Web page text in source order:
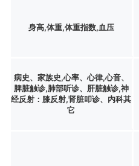
身高,体重,体重指数,血压
病史、家族史,心率、心律,心音、
脾脏触诊,肺部听诊、肝脏触诊,神
经反射：膝反射,肾脏叩诊、内科其
它